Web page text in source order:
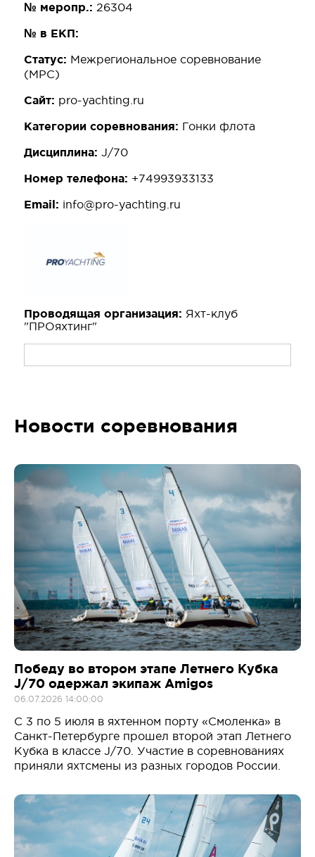
№ меропр.: 26304
№ в ЕКП:
Статус: Межрегиональное соревнование
(МРС)
Сайт: pro-yachting.ru
Категории соревнования: Гонки флота
Дисциплина: J/70
Номер телефона: +74993933133
Email: info@pro-yachting.ru
Проводящая организация: Яхт-клуб
"ПРОяхтинг"
Новости соревнования
Победу во втором этапе Летнего Кубка
J/70 одержал экипаж Amigos
06.07.2026 14:00:00
С 3 по 5 июля в яхтенном порту «Смоленка» в
Санкт-Петербурге прошел второй этап Летнего
Кубка в классе J/70. Участие в соревнованиях
приняли яхтсмены из разных городов России.